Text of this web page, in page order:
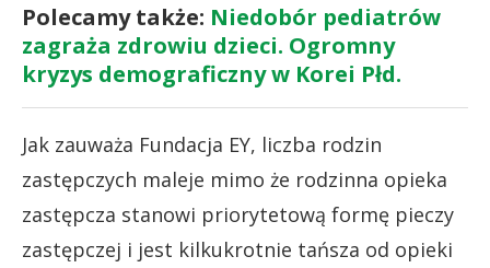
Polecamy także: Niedobór pediatrów
zagraża zdrowiu dzieci. Ogromny
kryzys demograficzny w Korei Płd.
Jak zauważa Fundacja EY, liczba rodzin
zastępczych maleje mimo że rodzinna opieka
zastępcza stanowi priorytetową formę pieczy
zastępczej i jest kilkukrotnie tańsza od opieki